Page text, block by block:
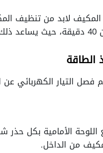
لابد من تنظيف
التيار الكهربائي
الأمامية بكل حذر
من الداخل.